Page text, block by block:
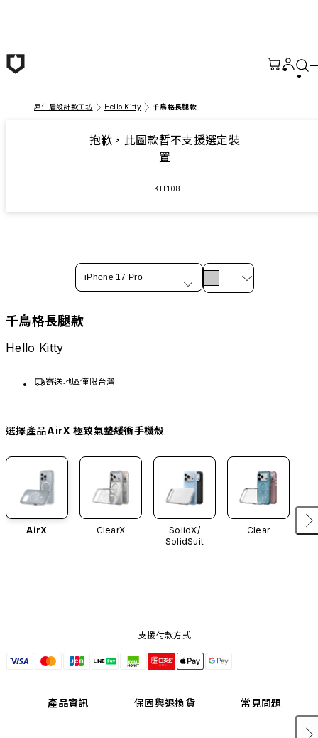
犀牛盾設計款工坊 Hello Kitty 千鳥格長腿款
抱歉，此圖款暫不支援選定裝
置
KIT108
iPhone 17 Pro
千鳥格長腿款
Hello Kitty
寄送地區僅限台灣
選擇產品AirX 極致氣墊緩衝手機殼
AirX ClearX
SolidX/
SolidSuit
Clear
支援付款方式
產品資訊 保固與退換貨 常見問題